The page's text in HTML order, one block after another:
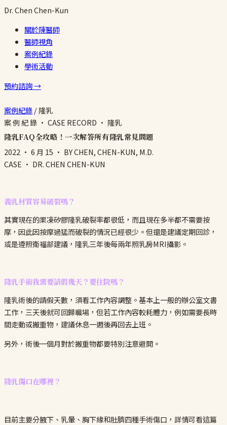
Dr.ChenChen-Kun
關於陳醫師
醫師視角
案例紀錄
學術活動
預約諮詢 →
案例紀錄/隆乳
案 例 紀 錄 · CASE RECORD · 隆乳
隆乳FAQ全攻略！一次解答所有隆乳常見問題
2022 · 6 月 15 · BY CHEN, CHEN-KUN, M.D.
CASE · DR. CHEN CHEN-KUN
義乳材質容易破裂嗎？
其實現在的果凍矽膠隆乳破裂率都很低，而且現在多半都不需要按
摩，因此因按摩過猛而破裂的情況已經很少。但還是建議定期回診，
或是遵照衛福部建議，隆乳三年後每兩年照乳房MRI攝影。
隆乳手術我需要請假幾天？要住院嗎？
隆乳術後的請假天數，須看工作內容調整。基本上一般的辦公室文書
工作，三天後就可回歸職場，但若工作內容較耗體力，例如需要長時
間走動或搬重物，建議休息一週後再回去上班。
另外，術後一個月對於搬重物都要特別注意避開。
隆乳傷口在哪裡？
目前主要分腋下、乳暈、胸下緣和肚臍四種手術傷口，詳情可看這篇